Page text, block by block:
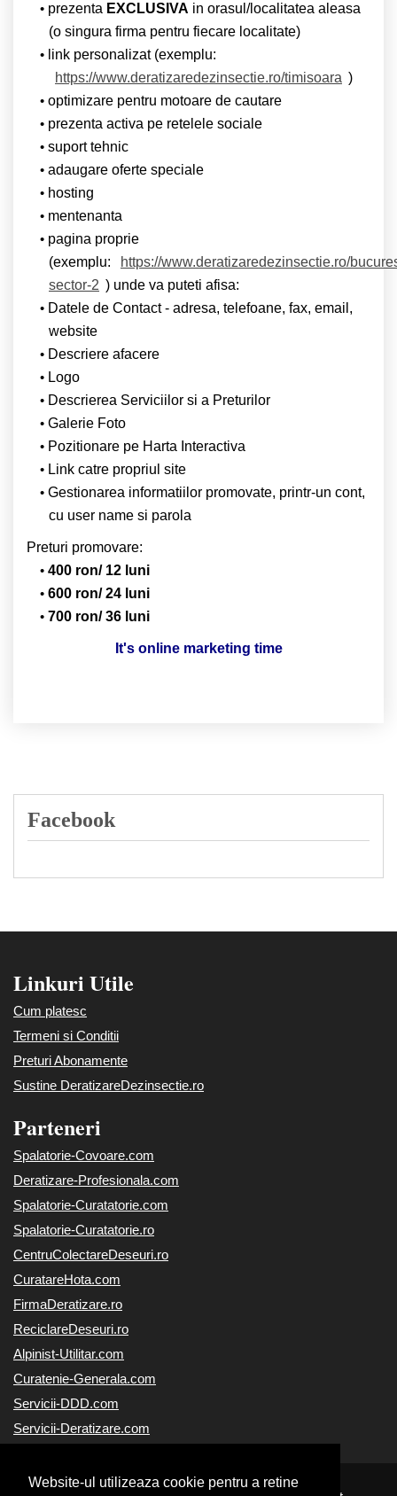
Website-ul utilizeaza cookie pentru a retine
prezenta EXCLUSIVA in orasul/localitatea aleasa
(o singura firma pentru fiecare localitate)
link personalizat (exemplu:
https://www.deratizaredezinsectie.ro/timisoara )
optimizare pentru motoare de cautare
prezenta activa pe retelele sociale
suport tehnic
adaugare oferte speciale
hosting
mentenanta
pagina proprie
(exemplu:
https://www.deratizaredezinsectie.ro/
sector-2 ) unde va puteti afisa:
Datele de Contact - adresa, telefoane, fax, email,
website
Descriere afacere
Logo
Descrierea Serviciilor si a Preturilor
Galerie Foto
Pozitionare pe Harta Interactiva
Link catre propriul site
Gestionarea informatiilor promovate, printr-un cont,
cu user name si parola
Preturi promovare:
400 ron/ 12 luni
600 ron/ 24 luni
700 ron/ 36 luni
It's online marketing time
Facebook
Linkuri Utile
Cum platesc
Termeni si Conditii
Preturi Abonamente
Sustine DeratizareDezinsectie.ro
Parteneri
Spalatorie-Covoare.com
Deratizare-Profesionala.com
Spalatorie-Curatatorie.com
Spalatorie-Curatatorie.ro
CentruColectareDeseuri.ro
CuratareHota.com
FirmaDeratizare.ro
ReciclareDeseuri.ro
Alpinist-Utilitar.com
Curatenie-Generala.com
Servicii-DDD.com
Servicii-Deratizare.com